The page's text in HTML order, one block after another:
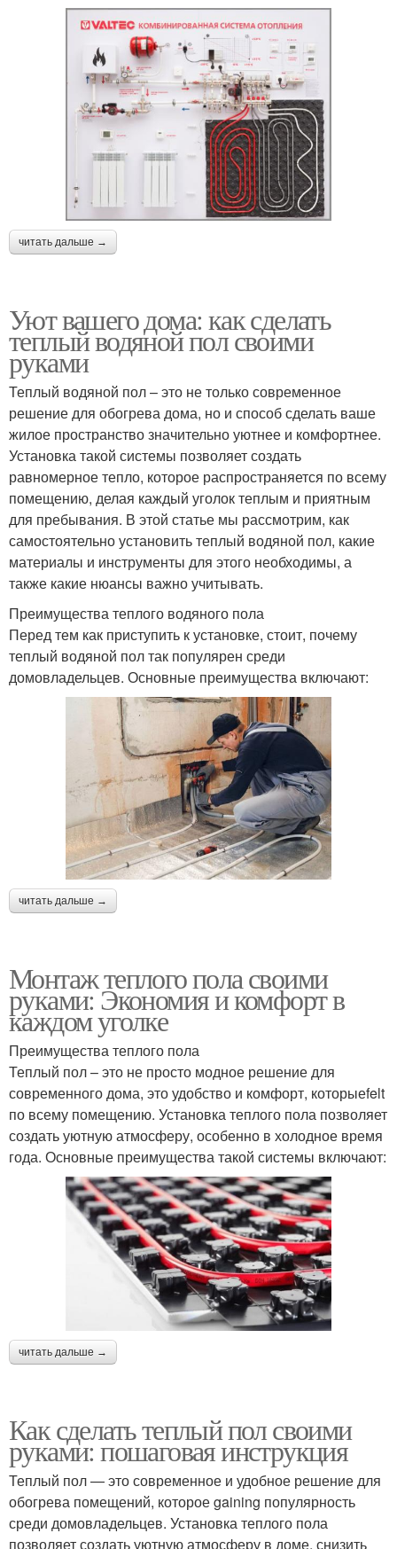
читать дальше →
Уют вашего дома: как сделать
теплый водяной пол своими
руками
Теплый водяной пол – это не только современное
решение для обогрева дома, но и способ сделать ваше
жилое пространство значительно уютнее и комфортнее.
Установка такой системы позволяет создать
равномерное тепло, которое распространяется по всему
помещению, делая каждый уголок теплым и приятным
для пребывания. В этой статье мы рассмотрим, как
самостоятельно установить теплый водяной пол, какие
материалы и инструменты для этого необходимы, а
также какие нюансы важно учитывать.
Преимущества теплого водяного пола
Перед тем как приступить к установке, стоит, почему
теплый водяной пол так популярен среди
домовладельцев. Основные преимущества включают:
читать дальше →
Монтаж теплого пола своими
руками: Экономия и комфорт в
каждом уголке
Преимущества теплого пола
Теплый пол – это не просто модное решение для
современного дома, это удобство и комфорт, которыеfelt
по всему помещению. Установка теплого пола позволяет
создать уютную атмосферу, особенно в холодное время
года. Основные преимущества такой системы включают:
читать дальше →
Как сделать теплый пол своими
руками: пошаговая инструкция
Теплый пол — это современное и удобное решение для
обогрева помещений, которое gaining популярность
среди домовладельцев. Установка теплого пола
позволяет создать уютную атмосферу в доме, снизить